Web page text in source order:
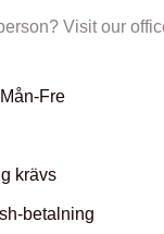
Visit our
Fre
krävs
betalning